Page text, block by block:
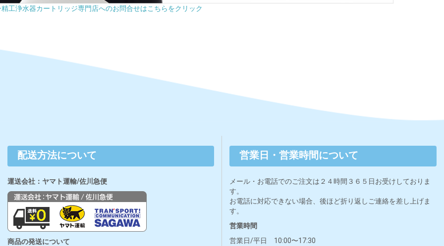
工浄水器カートリッジ専門店へのお問合せはこちらをクリック
配送方法について
運送会社：ヤマト運輸/佐川急便
商品の発送について
営業日・営業時間について
メール・お電話でのご注文は２４時間３６５日お受けしておりま
す。
お電話に対応できない場合、後ほど折り返しご連絡を差し上げま
す。
営業時間
営業日/平日 10:00〜17:30